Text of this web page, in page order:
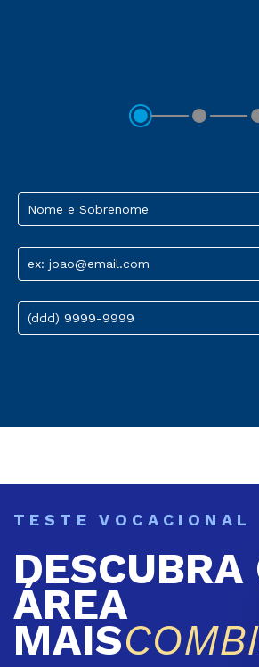
Nome e Sobrenome
ex: joao@email.com
(ddd) 9999-9999
TESTE VOCACIONAL
DESCUBRA
ÁREA
MAIS